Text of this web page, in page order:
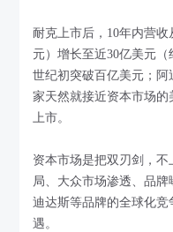
耐克上市后，10年内营
元）增长至近30亿美元（
世纪初突破百亿美元；阿
家天然就接近资本市场的
上市。
资本市场是把双刃剑，不
局、大众市场渗透、品牌
迪达斯等品牌的全球化
遇。